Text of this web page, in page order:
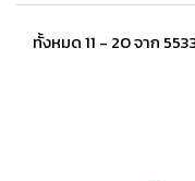
ทั้งหมด 11 - 20 จาก